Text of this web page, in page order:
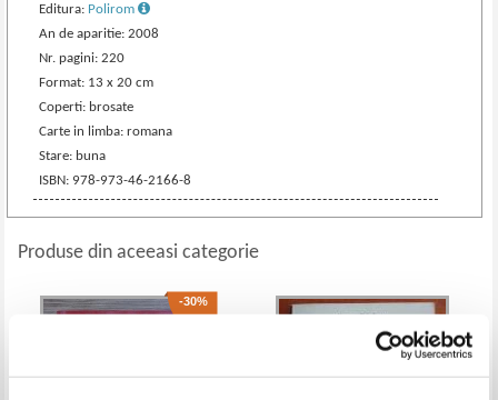
Editura: Polirom
An de aparitie: 2008
Nr. pagini: 220
Format: 13 x 20 cm
Coperti: brosate
Carte in limba: romana
Stare: buna
ISBN: 978-973-46-2166-8
Produse din aceeasi categorie
-30%